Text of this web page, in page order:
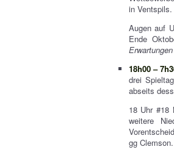
in Ventspils.
Augen auf
Ende
18h00 –
drei
abseits
18 Uhr #18
weitere
gg Clemson.